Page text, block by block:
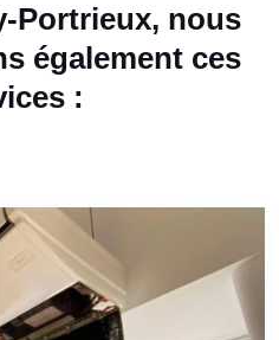
Portrieux, nous
également ces
: